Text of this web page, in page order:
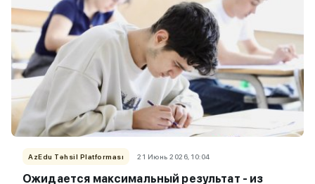
AzEdu Təhsil Platforması 21 Июнь 2026, 10:04
Ожидается максимальный результат - из